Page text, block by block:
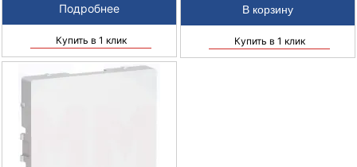
Подробнее
Купить в 1 клик Купить в 1 клик